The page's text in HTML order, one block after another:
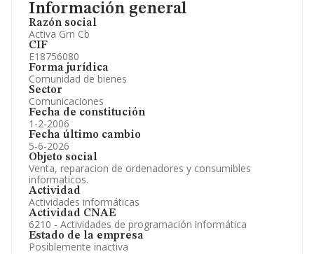
Información general
Razón social
Activa Grn Cb
CIF
E18756080
Forma jurídica
Comunidad de bienes
Sector
Comunicaciones
Fecha de constitución
1-2-2006
Fecha último cambio
5-6-2026
Objeto social
Venta, reparacion de ordenadores y consumibles
informaticos.
Actividad
Actividades informáticas
Actividad CNAE
6210 - Actividades de programación informática
Estado de la empresa
Posiblemente inactiva